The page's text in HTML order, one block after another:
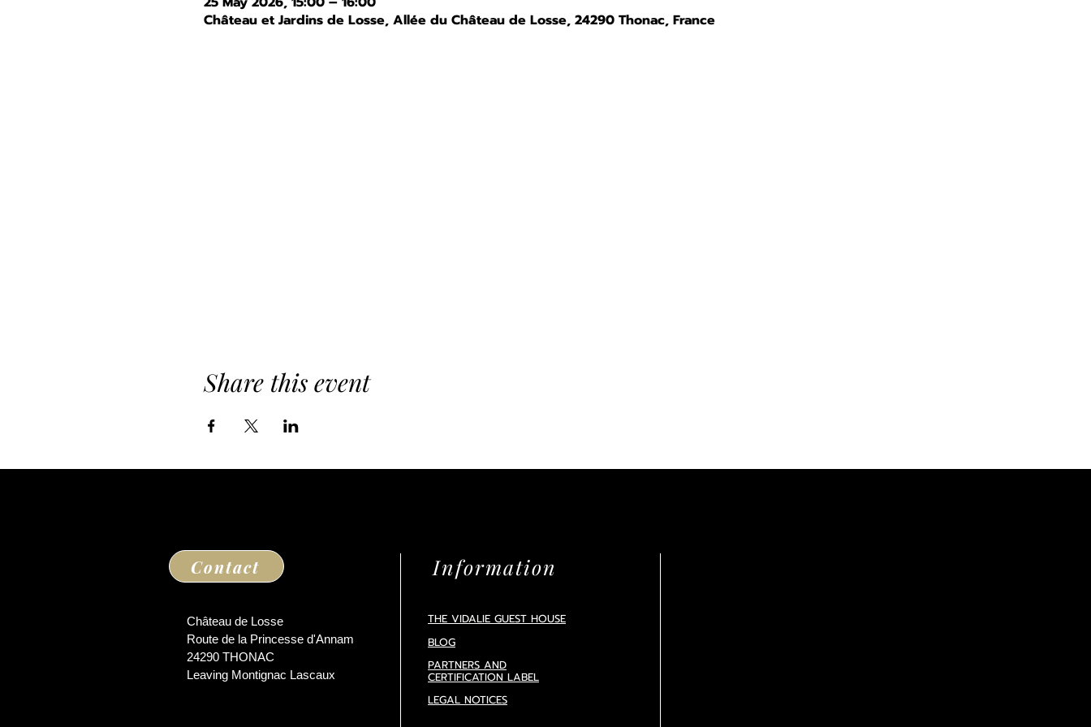
Château et Jardins de Losse, Allée du Château de Losse, 24290 Thonac, France
Share this event
Contact
Château de Losse
Route de la Princesse d'Annam
24290 THONAC
Leaving Montignac Lascaux
Information
THE VIDALIE GUEST HOUSE
BLOG
PARTNERS AND
CERTIFICATION LABEL
LEGAL NOTICES